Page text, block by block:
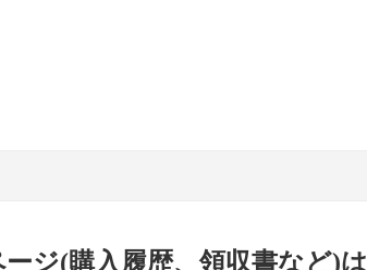
ジ(購入履歴、領収書など)は